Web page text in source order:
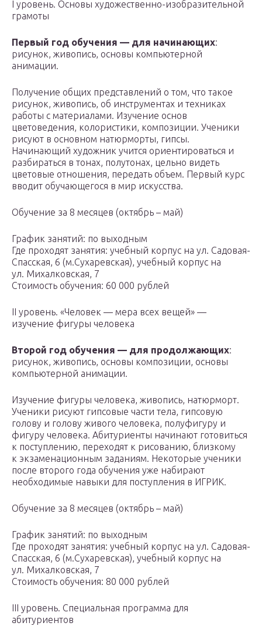
I уровень. Основы художественно-изобразительной
грамоты
Первый год обучения — для начинающих:
рисунок, живопись, основы компьютерной
анимации.
Получение общих представлений о том, что такое
рисунок, живопись, об инструментах и техниках
работы с материалами. Изучение основ
цветоведения, колористики, композиции. Ученики
рисуют в основном натюрморты, гипсы.
Начинающий художник учится ориентироваться и
разбираться в тонах, полутонах, цельно видеть
цветовые отношения, передать объем. Первый курс
вводит обучающегося в мир искусства.
Обучение за 8 месяцев (октябрь – май)
График занятий: по выходным
Где проходят занятия: учебный корпус на ул. Садовая-
Спасская, 6 (м.Сухаревская), учебный корпус на
ул. Михалковская, 7
Стоимость обучения: 60 000 рублей
II уровень. «Человек — мера всех вещей» —
изучение фигуры человека
Второй год обучения — для продолжающих:
рисунок, живопись, основы композиции, основы
компьютерной анимации.
Изучение фигуры человека, живопись, натюрморт.
Ученики рисуют гипсовые части тела, гипсовую
голову и голову живого человека, полуфигуру и
фигуру человека. Абитуриенты начинают готовиться
к поступлению, переходят к рисованию, близкому
к экзаменационным заданиям. Некоторые ученики
после второго года обучения уже набирают
необходимые навыки для поступления в ИГРИК.
Обучение за 8 месяцев (октябрь – май)
График занятий: по выходным
Где проходят занятия: учебный корпус на ул. Садовая-
Спасская, 6 (м.Сухаревская), учебный корпус на
ул. Михалковская, 7
Стоимость обучения: 80 000 рублей
III уровень. Специальная программа для
абитуриентов